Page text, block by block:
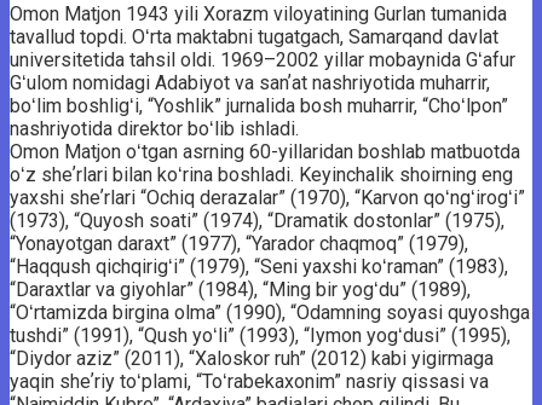
Omon Matjon 1943 yili Xorazm viloyatining Gurlan tumanida
tavallud topdi. Oʻrta maktabni tugatgach, Samarqand davlat
universitetida tahsil oldi. 1969–2002 yillar mobaynida Gʻafur
Gʻulom nomidagi Adabiyot va sanʼat nashriyotida muharrir,
boʻlim boshligʻi, “Yoshlik” jurnalida bosh muharrir, “Choʻlpon”
nashriyotida direktor boʻlib ishladi.
Omon Matjon oʻtgan asrning 60-yillaridan boshlab matbuotda
oʻz sheʼrlari bilan koʻrina boshladi. Keyinchalik shoirning eng
yaxshi sheʼrlari “Ochiq derazalar” (1970), “Karvon qoʻngʻirogʻi”
(1973), “Quyosh soati” (1974), “Dramatik dostonlar” (1975),
“Yonayotgan daraxt” (1977), “Yarador chaqmoq” (1979),
“Haqqush qichqirigʻi” (1979), “Seni yaxshi koʻraman” (1983),
“Daraxtlar va giyohlar” (1984), “Ming bir yogʻdu” (1989),
“Oʻrtamizda birgina olma” (1990), “Odamning soyasi quyoshga
tushdi” (1991), “Qush yoʻli” (1993), “Iymon yogʻdusi” (1995),
“Diydor aziz” (2011), “Xaloskor ruh” (2012) kabi yigirmaga
yaqin sheʼriy toʻplami, “Toʻrabekaxonim” nasriy qissasi va